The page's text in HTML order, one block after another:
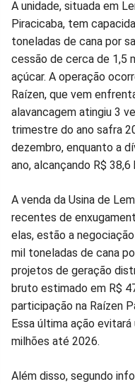
A unidade, situada em
Piracicaba, tem
toneladas de cana por
cessão de cerca de 1,5
açúcar. A operação
Raízen, que vem
alavancagem atingiu 3
trimestre do ano safra
dezembro, enquanto a
ano, alcançando R$ 38,6
A venda da Usina de
recentes de
elas, estão a
mil toneladas de cana
projetos de geração
bruto estimado em R$
participação na Raízen
Essa última ação
milhões até 2026.
Além disso, segundo